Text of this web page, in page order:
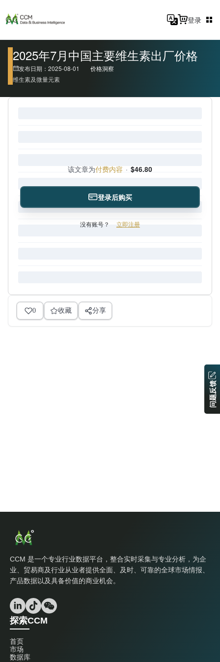
登录
2025年7月中国主要维生素出厂价格
发布日期：2025-08-01
价格洞察
维生素及微量元素
该文章为付费内容 · $46.80
登录后购买
没有账号？ 立即注册
0 收藏 分享
CCM 是一个专业行业数据平台，整合实时采集与专业分析，为企
业、贸易商及行业从业者提供全面、及时、可靠的全球市场情报、
产品数据以及具备价值的商业机会。
探索CCM
首页
市场
数据库
问题反馈